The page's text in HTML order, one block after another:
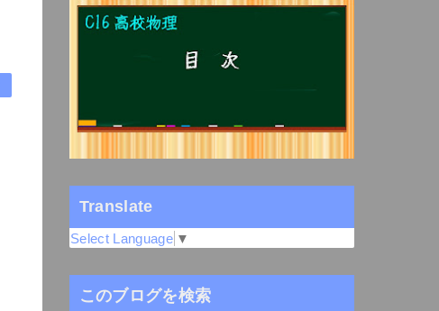
Translate
Select Language ▼
このブログを検索